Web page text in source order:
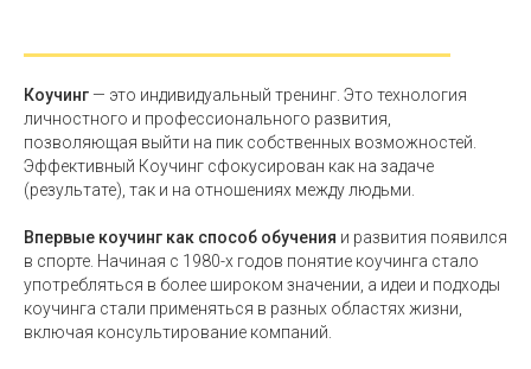
Центр
НЛП
Коучинг — это индивидуальный тренинг. Это технология
личностного и профессионального развития,
позволяющая выйти на пик собственных возможностей.
Эффективный Коучинг сфокусирован как на задаче
(результате), так и на отношениях между людьми.
Впервые коучинг как способ обучения и развития появился
в спорте. Начиная с 1980-х годов понятие коучинга стало
употребляться в более широком значении, а идеи и подходы
коучинга стали применяться в разных областях жизни,
включая консультирование компаний.